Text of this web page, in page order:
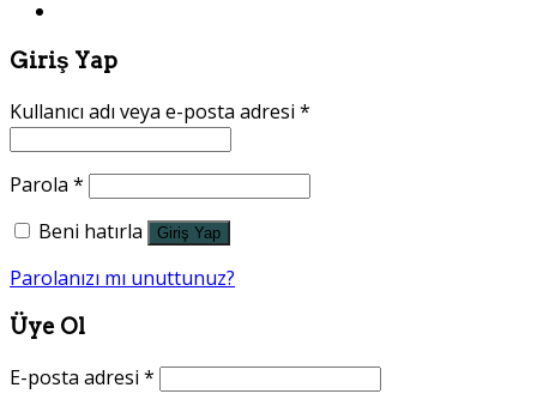
Giriş Yap
Kullanıcı adı veya e-posta adresi *
Parola *
Beni hatırla
Giriş Yap
Parolanızı mı unuttunuz?
Üye Ol
E-posta adresi *